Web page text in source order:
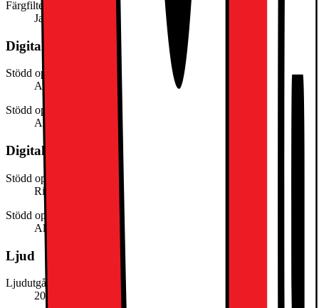
Färgfilter (Super QLED, QLED, QNED etc)
Ja
Digital-TV (Danmark)
Stödd operatör DK (DVB-S)
Allente
Stödd operatör DK (DVB-C)
Allente
Digital-TV (Norge)
Stödd operatör NO (DVB-T)
RiksTV
Stödd operatör NO (DVB-S)
Allente
Ljud
Ljudutgång (watt)
20